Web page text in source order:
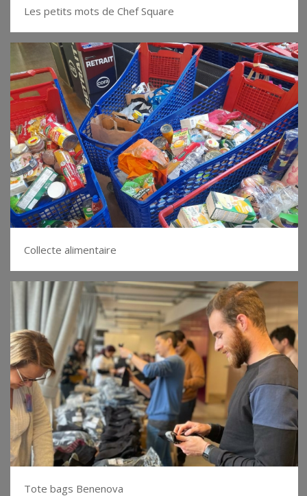
Les petits mots de Chef Square
Collecte alimentaire
Tote bags Benenova